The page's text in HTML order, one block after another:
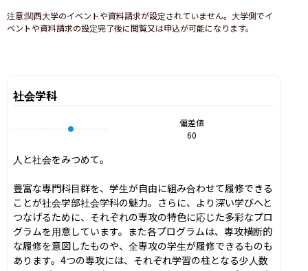
注意:関西大学のイベントや資料請求が設定されていません。大学側でイ
ベントや資料請求の設定完了後に閲覧又は申込が可能になります。
社会学科
偏差値
60
人と社会をみつめて。
豊富な専門科目群を、学生が自由に組み合わせて履修できる
ことが社会学部社会学科の魅力。さらに、より深い学びへと
つなげるために、それぞれの専攻の特色に応じた多彩なプロ
グラムを用意しています。また各プログラムは、専攻横断的
な履修を意図したものや、全専攻の学生が履修できるものも
あります。4つの専攻には、それぞれ学習の柱となる少人数